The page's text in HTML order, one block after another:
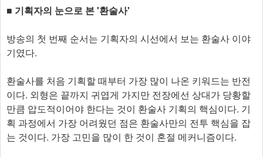
■ 기획자의 눈으로 본 '환술사'
방송의 첫 번째 순서는 기획자의 시선에서 보는 환술사 이야
기였다.
환술사를 처음 기획할 때부터 가장 많이 나온 키워드는 반전
이다. 외형은 끝까지 귀엽게 가지만 전장에선 상대가 당황할
만큼 압도적이어야 한다는 것이 환술사 기획의 핵심이다. 기
획 과정에서 가장 어려웠던 점은 환술사만의 전투 핵심을 잡
는 것이다. 가장 고민을 많이 한 것이 혼절 메커니즘이다.